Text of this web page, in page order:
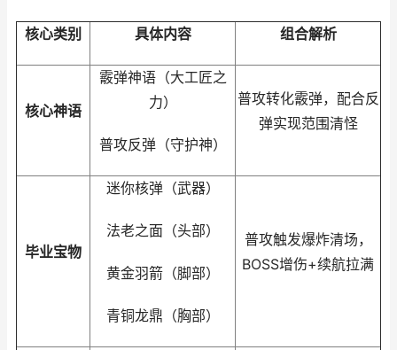
核心类别 具体内容 组合解析
核心神语
霰弹神语（大工匠之
力）
普攻反弹（守护神）
普攻转化霰弹，配合反
弹实现范围清怪
毕业宝物
迷你核弹（武器）
法老之面（头部）
黄金羽箭（脚部）
青铜龙鼎（胸部）
普攻触发爆炸清场，
BOSS增伤+续航拉满